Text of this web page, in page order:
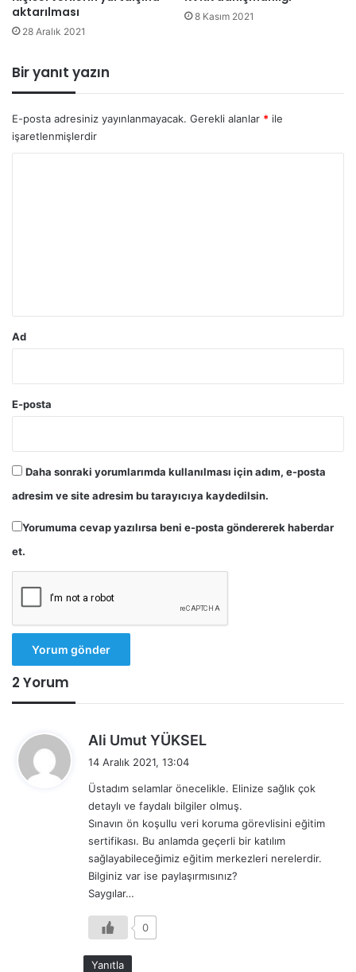
aktarılması
28 Aralık 2021
8 Kasım 2021
Bir yanıt yazın
E-posta adresiniz yayınlanmayacak. Gerekli alanlar * ile
işaretlenmişlerdir
Ad
E-posta
Daha sonraki yorumlarımda kullanılması için adım, e-posta
adresim ve site adresim bu tarayıcıya kaydedilsin.
Yorumuma cevap yazılırsa beni e-posta göndererek haberdar
et.
2 Yorum
Ali Umut YÜKSEL
i
k
i
:
14 Aralık 2021, 13:04
Üstadım selamlar önecelikle. Elinize sağlık çok
detaylı ve faydalı bilgiler olmuş.
Sınavın ön koşullu veri koruma görevlisini eğitim
sertifikası. Bu anlamda geçerli bir katılım
sağlayabileceğimiz eğitim merkezleri nerelerdir.
Bilginiz var ise paylaşırmısınız?
Saygılar…
0
Yanıtla